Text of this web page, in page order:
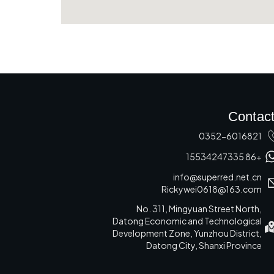
0352-6016821
+86 15534247335
info@superred.net.cn
Rickywei0618@163.com
No. 311, Mingyuan Street North,
Datong Economic and Technological
Development Zone, Yunzhou District,
Datong City, Shanxi Province